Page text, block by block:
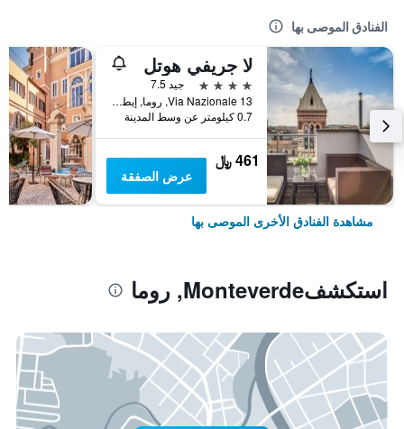
الفنادق الموصى بها
لا جريفي هوتل
4 نجوم
جيد 7.5
Via Nazionale 13, روما, إيطاليا
0.7 كيلومتر عن وسط المدينة
461 ﷼
عرض الصفقة
مشاهدة الفنادق الأخرى الموصى بها
استكشفMonteverde, روما